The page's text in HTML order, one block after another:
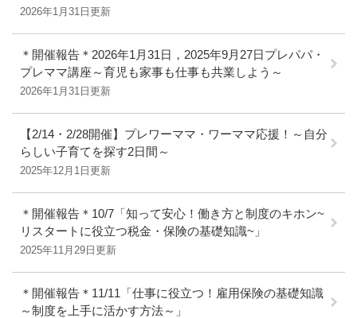
2026年1月31日更新
＊開催報告＊2026年1月31日，2025年9月27日プレパパ・
プレママ講座～育児も家事も仕事も共業しよう～
2026年1月31日更新
【2/14・2/28開催】プレワーママ・ワーママ応援！～自分
らしい子育てを探す2日間～
2025年12月1日更新
＊開催報告＊10/7「知って安心！働き方と制度のキホン~
リスタートに役立つ税金・保険の基礎知識~」
2025年11月29日更新
＊開催報告＊11/11「仕事に役立つ！雇用保険の基礎知識
～制度を上手に活かす方法～」